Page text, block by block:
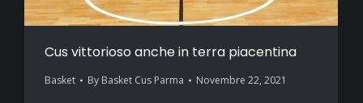
Cus vittorioso anche in terra piacentina
Basket By Basket Cus Parma Novembre 22, 2021